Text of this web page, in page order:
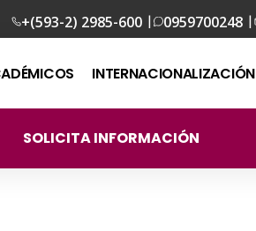
+(593-2) 2985-600 | 0959700248 |
INTERNACIONALIZACIÓN
SOLICITA INFORMACIÓN